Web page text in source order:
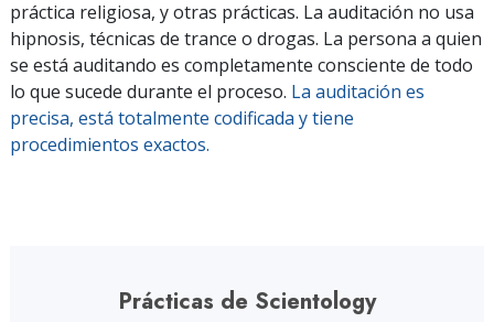
práctica religiosa, y otras prácticas. La auditación no usa
hipnosis, técnicas de trance o drogas. La persona a quien
se está auditando es completamente consciente de todo
lo que sucede durante el proceso. La auditación es
precisa, está totalmente codificada y tiene
procedimientos exactos.
Prácticas de Scientology